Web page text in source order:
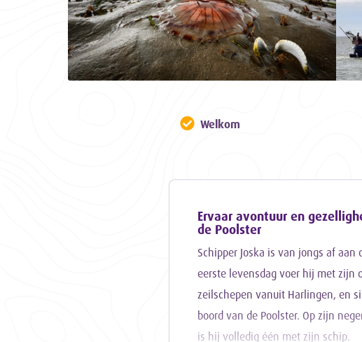
Welkom
Ervaar avontuur en
de Poolster
Schipper Joska is van jongs af
eerste levensdag voer hij met zijn
zeilschepen vanuit Harlingen, en
boord van de Poolster. Op zijn
is hij volledig één met zijn schip.